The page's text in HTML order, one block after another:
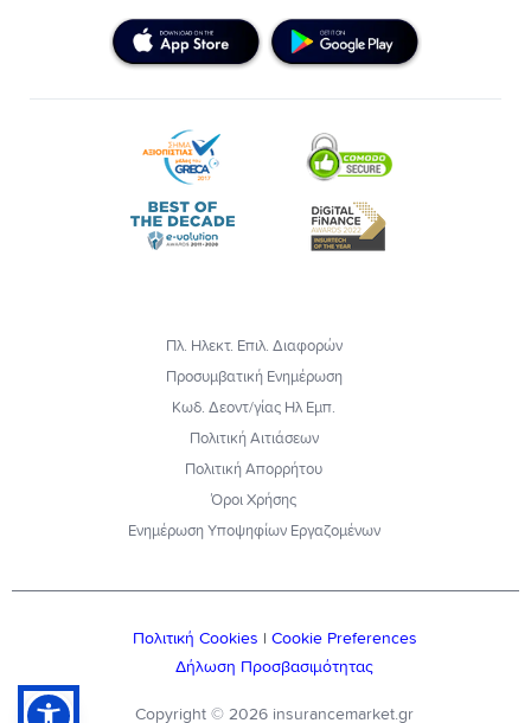
Πλ. Ηλεκτ. Επιλ. Διαφορών
Προσυμβατική Ενημέρωση
Κωδ. Δεοντ/γίας Ηλ Εμπ.
Πολιτική Αιτιάσεων
Πολιτική Απορρήτου
Όροι Χρήσης
Ενημέρωση Υποψηφίων Εργαζομένων
Πολιτική Cookies
Cookie Preferences
Δήλωση Προσβασιμότητας
Copyright © 2026 insurancemarket.gr